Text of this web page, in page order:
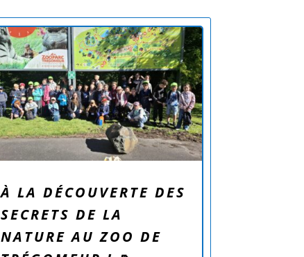
À LA DÉCOUVERTE DES
SECRETS DE LA
NATURE AU ZOO DE